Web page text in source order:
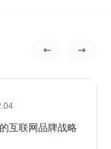
互联网品牌战略